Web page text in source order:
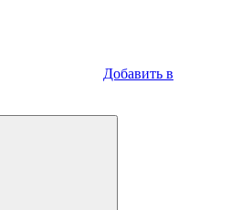
Добавить в